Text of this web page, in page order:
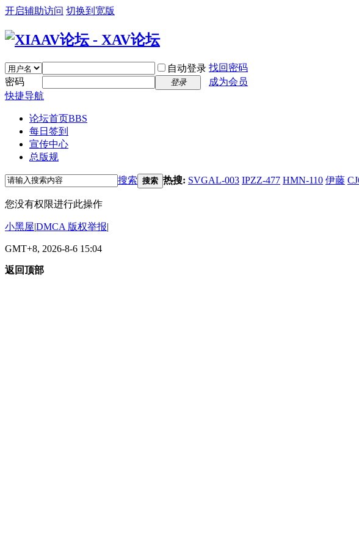
开启辅助访问 切换到宽版
自动登录 找回密码
密码
登录
成为会员
快捷导航
论坛首页BBS
每日签到
宣传中心
总版规
搜索 搜索 热搜: SVGAL-003 IPZZ-477 HMN-110 伊藤
您没有权限进行此操作
小黑屋|DMCA 版权举报|
GMT+8, 2026-8-6 15:04
返回顶部